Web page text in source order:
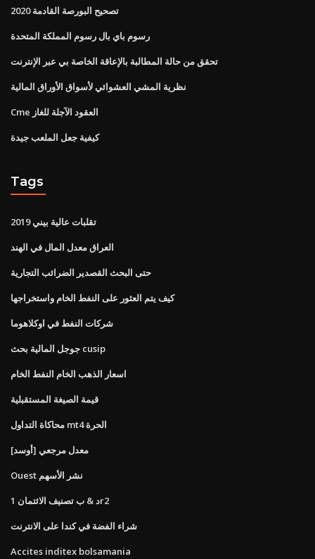
تصحيح البورصة القادمة 2020
رسوم باي بال رسوم المملكة المتحدة
تحقق من حالة المطالبة بالإعاقة الخاصة بي عبر الإنترنت
نظرية المشي العشوائي لأسواق الأوراق المالية
Cme العقود الآجلة للغاز
كيفية جعل الملعب جيدة
Tags
تقلبات عالية بيني 2019
العراق معدل المال في الهند
حتى البحث القصدير الضرائب التجارية
كيف يتم العثور على النفط الخام واستخراجها
شركات النفط في اوكلاهوما
جوجل المالية بحث cusip
اسعار الذهب الخام النفط الخام
قيمة الصيغة المستقبلية
محاكاة التداول mt4 الحرة
معدل مرجعي [أوسد]
Ouest نشر الأسهم
د & ب تصنيف الائتمان 1r2
شراء الفضة في كندا على الانترنت
Accites inditex bolsamania